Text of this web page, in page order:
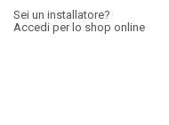
Sei un installatore?
Accedi per lo shop online